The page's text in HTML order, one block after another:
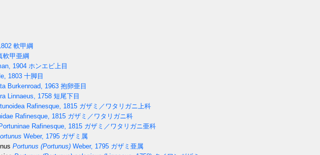
軟甲綱
軟甲亜綱
1904 ホンエビ上目
1803 十脚目
Burkenroad, 1963 抱卵亜目
Linnaeus, 1758 短尾下目
Rafinesque, 1815 ガザミ／ワタリガニ上科
Rafinesque, 1815 ガザミ／ワタリガニ科
Portuninae Rafinesque, 1815 ガザミ／ワタリガニ亜科
Weber, 1795 ガザミ属
Portunus (Portunus) Weber, 1795 ガザミ亜属